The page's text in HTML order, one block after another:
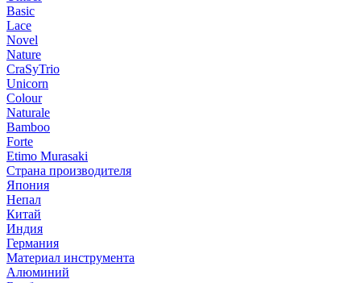
Basic
Lace
Novel
Nature
CraSyTrio
Unicorn
Colour
Naturale
Bamboo
Forte
Etimo Murasaki
Страна производителя
Япония
Непал
Китай
Индия
Германия
Материал инструмента
Алюминий